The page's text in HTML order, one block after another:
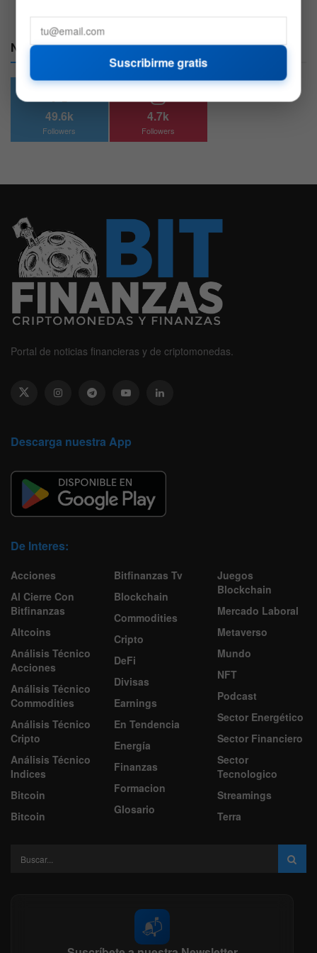
Nuestras Redes:
49.6k
Followers
4.7k
Followers
Portal de noticias financieras y de criptomonedas.
Descarga nuestra App
De Interes:
Acciones
Al Cierre Con
Bitfinanzas
Altcoins
Análisis Técnico
Acciones
Análisis Técnico
Commodities
Análisis Técnico
Cripto
Análisis Técnico
Indices
Bitcoin
Bitcoin
Bitfinanzas Tv
Blockchain
Commodities
Cripto
DeFi
Divisas
Earnings
En Tendencia
Energía
Finanzas
Formacion
Glosario
Juegos
Blockchain
Mercado Laboral
Metaverso
Mundo
NFT
Podcast
Sector Energético
Sector Financiero
Sector
Tecnologico
Streamings
Terra
📬
Suscribirme gratis